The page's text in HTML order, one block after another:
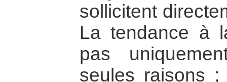
sollicitent
La tendance à
pas
seules raisons